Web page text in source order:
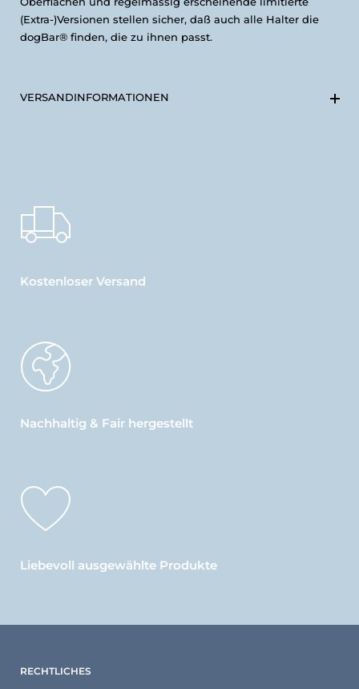
(Extra-)Versionen stellen sicher, daß auch alle Halter die
dogBar® finden, die zu ihnen passt.
VERSANDINFORMATIONEN
Kostenloser Versand
Nachhaltig & Fair hergestellt
Liebevoll ausgewählte Produkte
RECHTLICHES